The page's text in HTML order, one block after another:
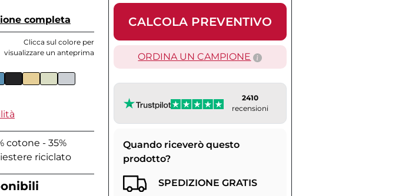
completa
Clicca sul colore per
visualizzare un anteprima
cotone - 35%
riciclato
CALCOLA PREVENTIVO
ORDINA UN CAMPIONE
2410
recensioni
Quando riceverò questo
prodotto?
SPEDIZIONE GRATIS